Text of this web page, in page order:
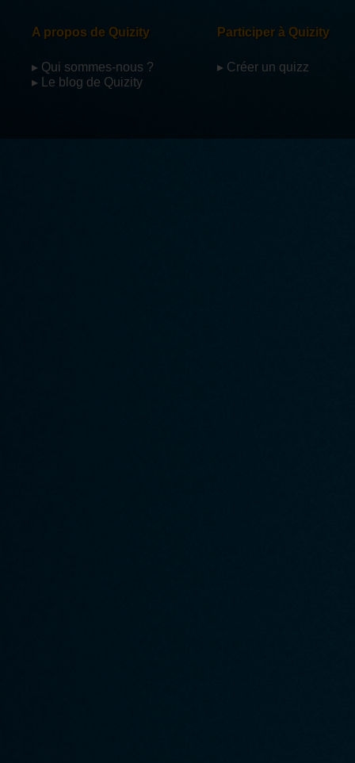
A propos de Quizity
▸ Qui sommes-nous ?
▸ Le blog de Quizity
Participer à Quizity
▸ Créer un quizz